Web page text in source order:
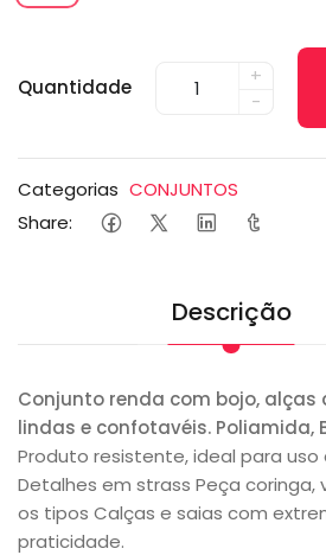
Quantidade
+
-
Categorias CONJUNTOS
Share:
Descrição
Conjunto renda com bojo, alças
lindas e confotavéis. Poliamida,
Produto resistente, ideal para uso
Detalhes em strass Peça
os tipos Calças e saias com
praticidade.